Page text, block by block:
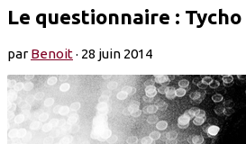
Le questionnaire :
parBenoit· 28 juin 2014